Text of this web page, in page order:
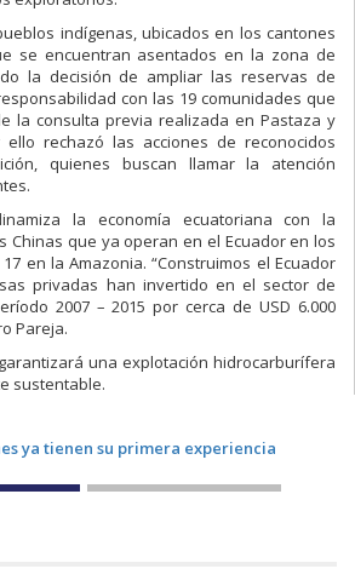
indígenas, ubicados en los cantones
se encuentran asentados en la zona de
la decisión de ampliar las reservas de
con las 19 comunidades que
la consulta previa realizada en Pastaza y
ello rechazó las acciones de reconocidos
quienes buscan llamar la atención
la economía ecuatoriana con la
Chinas que ya operan en el Ecuador en los
en la Amazonia. “Construimos el Ecuador
privadas han invertido en el sector de
2007 – 2015 por cerca de USD 6.000
Pareja.
una explotación hidrocarburífera
sustentable.